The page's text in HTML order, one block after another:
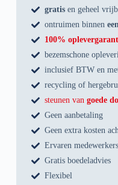
gratis en geheel
ontruimen binnen
100%
bezemschone
inclusief BTW en
recycling of
steunen vangoede
Geen aanbetaling
Geen extra kosten
Ervaren medewerkers
Gratis boedeladvies
Flexibel